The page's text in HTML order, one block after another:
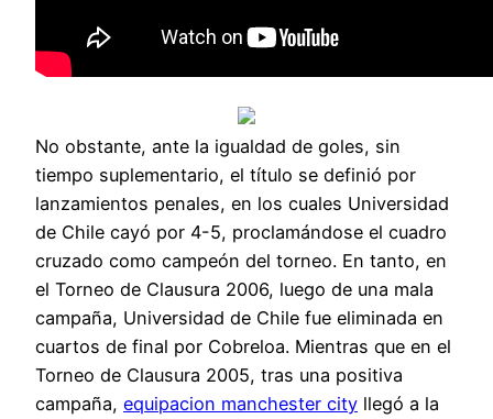
No obstante, ante la igualdad de goles, sin
tiempo suplementario, el título se definió por
lanzamientos penales, en los cuales Universidad
de Chile cayó por 4-5, proclamándose el cuadro
cruzado como campeón del torneo. En tanto, en
el Torneo de Clausura 2006, luego de una mala
campaña, Universidad de Chile fue eliminada en
cuartos de final por Cobreloa. Mientras que en el
Torneo de Clausura 2005, tras una positiva
campaña, equipacion manchester city llegó a la